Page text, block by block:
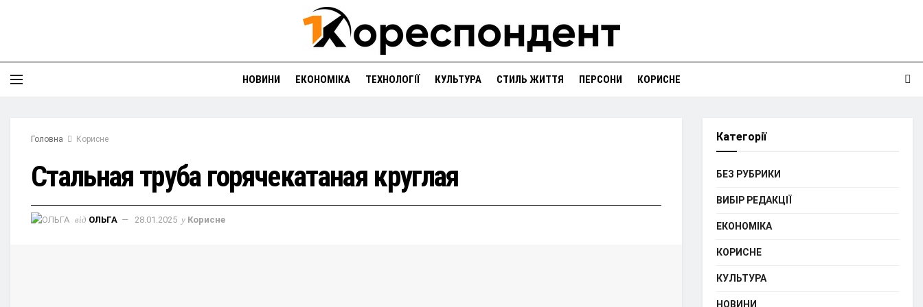
НОВИНИ ЕКОНОМІКА ТЕХНОЛОГІЇ КУЛЬТУРА СТИЛЬ ЖИТТЯ ПЕРСОНИ КОРИСНЕ
Головна Корисне
Стальная труба горячекатаная круглая
від ОЛЬГА 28.01.2025 у Корисне
Категорії
БЕЗ РУБРИКИ
ВИБІР РЕДАКЦІЇ
ЕКОНОМІКА
КОРИСНЕ
КУЛЬТУРА
НОВИНИ